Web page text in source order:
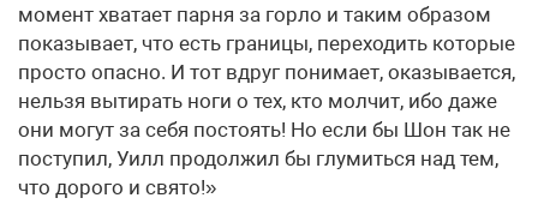
момент хватает парня за горло и таким образом
показывает, что есть границы, переходить которые
просто опасно. И тот вдруг понимает, оказывается,
нельзя вытирать ноги о тех, кто молчит, ибо даже
они могут за себя постоять! Но если бы Шон так не
поступил, Уилл продолжил бы глумиться над тем,
что дорого и свято!»